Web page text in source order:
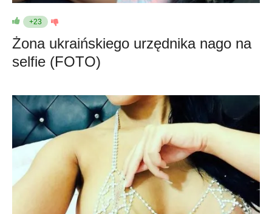
+23
Żona ukraińskiego urzędnika nago na
selfie (FOTO)